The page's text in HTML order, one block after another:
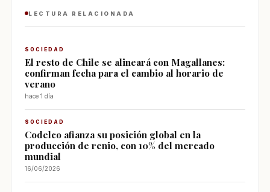
LECTURA RELACIONADA
SOCIEDAD
El resto de Chile se alineará con Magallanes:
confirman fecha para el cambio al horario de
verano
hace 1 día
SOCIEDAD
Codelco afianza su posición global en la
producción de renio, con 10% del mercado
mundial
16/06/2026